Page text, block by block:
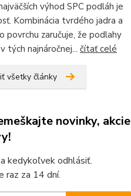
výhod SPC podláh je
Kombinácia tvrdého jadra a
povrchu zaručuje, že podlahy
tých najnáročnej... čítať celé
všetky články
novinky, akcie
kedykoľvek odhlásiť.
raz za 14 dní.